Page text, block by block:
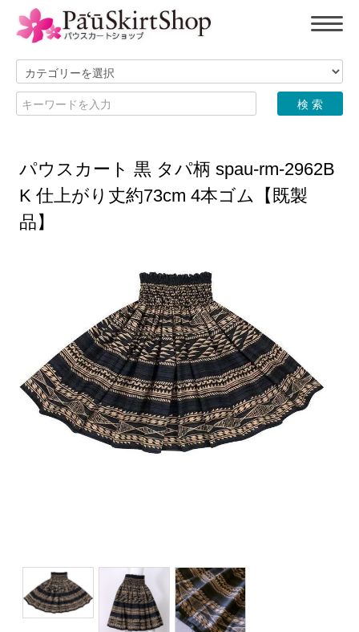
パウスカート 黒 タパ柄 spau-rm-2962B
K 仕上がり丈約73cm 4本ゴム【既製
品】